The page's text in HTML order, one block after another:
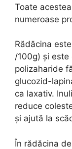
Toate
numeroase
Rădăcina
/100g) și
polizaharide
glucozid-
ca laxativ.
reduce
și ajută la
În rădăcina